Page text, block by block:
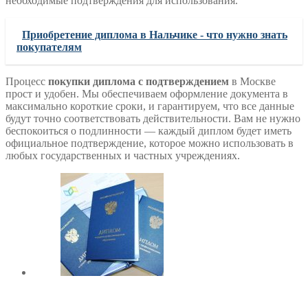
Приобретение диплома в Нальчике - что нужно знать
покупателям
Процесс покупки диплома с подтверждением в Москве
прост и удобен. Мы обеспечиваем оформление документа в
максимально короткие сроки, и гарантируем, что все данные
будут точно соответствовать действительности. Вам не нужно
беспокоиться о подлинности — каждый диплом будет иметь
официальное подтверждение, которое можно использовать в
любых государственных и частных учреждениях.